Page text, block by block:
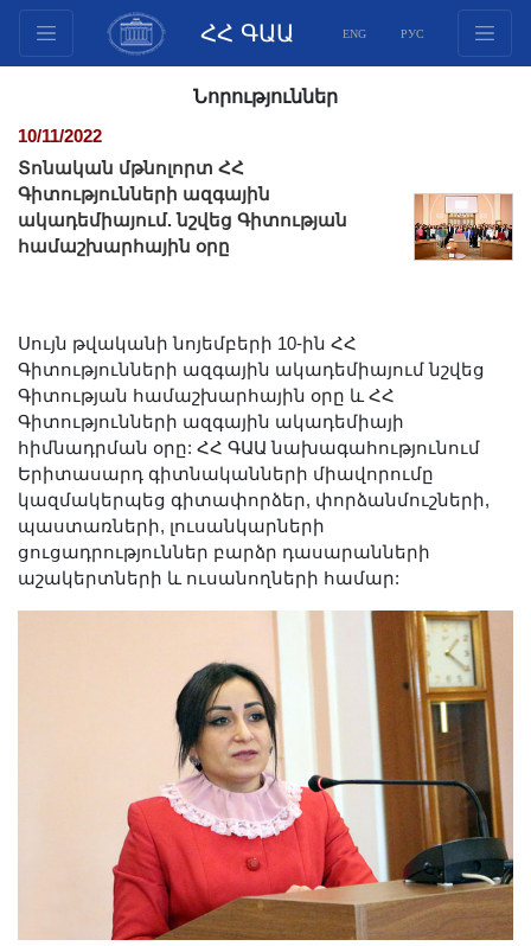
ՀՀ ԳԱԱ ENG РУС
Փաստաթղթեր
Ինովացիոն առաջարկներ
Հրատարակություններ
Մրցույթներ
Միջազգային
համագործակցություն
Երիտասարդական
ծրագրեր
Լուսանկարներ
Տեսադարան
Վեբ ռեսուրսներ
«Գիտություն» թերթ
«Գիտության աշխարհում»
Հրապարակումներ
Հոբելյաններ
Համալսարաններ
Նորություններ
10/11/2022
Տոնական մթնոլորտ ՀՀ
Գիտությունների ազգային
ակադեմիայում. նշվեց Գիտության
համաշխարհային օրը
Սույն թվականի նոյեմբերի 10-ին ՀՀ
Գիտությունների ազգային ակադեմիայում նշվեց
Գիտության համաշխարհային օրը և ՀՀ
Գիտությունների ազգային ակադեմիայի
հիմնադրման օրը: ՀՀ ԳԱԱ նախագահությունում
Երիտասարդ գիտնականների միավորումը
կազմակերպեց գիտափորձեր, փորձանմուշների,
պաստառների, լուսանկարների
ցուցադրություններ բարձր դասարանների
աշակերտների և ուսանողների համար: